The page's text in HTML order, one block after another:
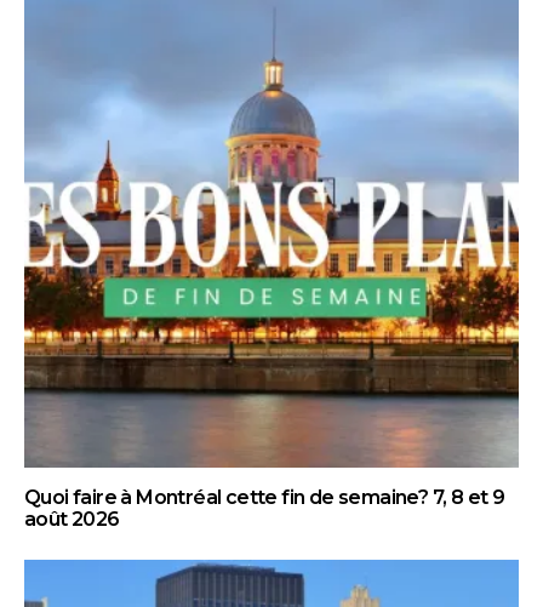
Quoi faire à Montréal cette fin de semaine? 7, 8 et 9
août 2026